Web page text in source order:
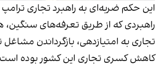
این حکم ضربه‌ای به راهبرد تجاری
راهبردی که از طریق تعرفه‌های
تجاری به امتیازدهی، بازگرداندن مشاغل
کاهش کسری تجاری این کشور بوده